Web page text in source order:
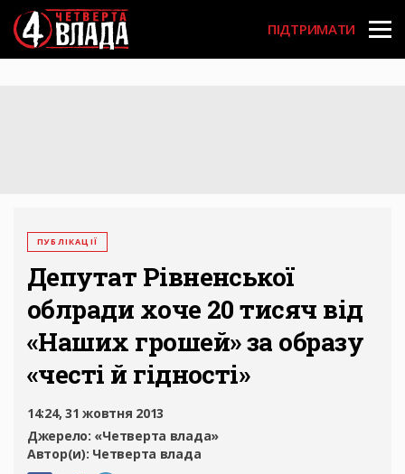
Перейти
до
основного
вмісту
User
account
ПІДТРИМАТИ
ПУБЛІКАЦІЇ
Депутат Рівненської
облради хоче 20 тисяч від
«Наших грошей» за образу
«честі й гідності»
14:24, 31 жовтня 2013
Джерело: «Четверта влада»
Автор(и): Четверта влада